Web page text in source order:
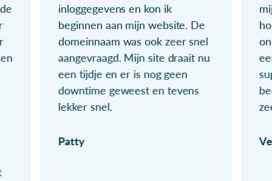
inloggegevens en kon ik
beginnen aan mijn website. De
domeinnaam was ook zeer snel
aangevraagd. Mijn site draait nu
een tijdje en er is nog geen
downtime geweest en tevens
lekker snel.
Patty